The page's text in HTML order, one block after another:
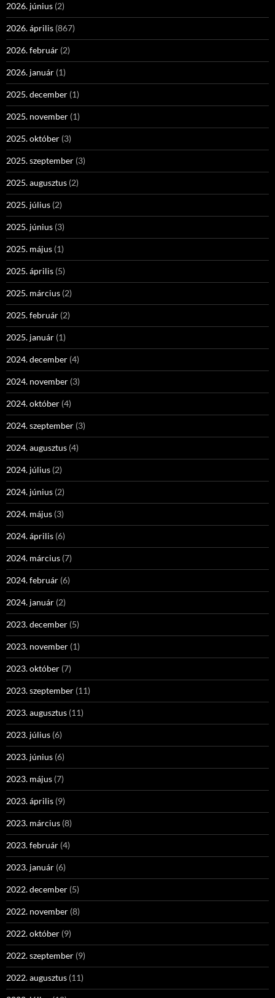
2026. június (2)
2026. április (867)
2026. február (2)
2026. január (1)
2025. december (1)
2025. november (1)
2025. október (3)
2025. szeptember (3)
2025. augusztus (2)
2025. július (2)
2025. június (3)
2025. május (1)
2025. április (5)
2025. március (2)
2025. február (2)
2025. január (1)
2024. december (4)
2024. november (3)
2024. október (4)
2024. szeptember (3)
2024. augusztus (4)
2024. július (2)
2024. június (2)
2024. május (3)
2024. április (6)
2024. március (7)
2024. február (6)
2024. január (2)
2023. december (5)
2023. november (1)
2023. október (7)
2023. szeptember (11)
2023. augusztus (11)
2023. július (6)
2023. június (6)
2023. május (7)
2023. április (9)
2023. március (8)
2023. február (4)
2023. január (6)
2022. december (5)
2022. november (8)
2022. október (9)
2022. szeptember (9)
2022. augusztus (11)